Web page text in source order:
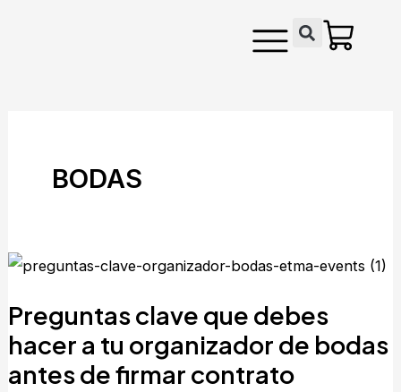
BODAS
Preguntas clave que debes
hacer a tu organizador de bodas
antes de firmar contrato
Preguntas
que
debes
hacer
a